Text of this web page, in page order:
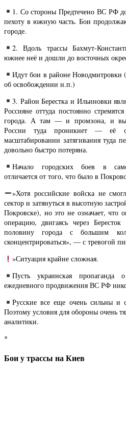
1. Со стороны Предтечено ВС РФ
пехоту в южную часть. Бои
городе.
2. Вдоль трассы Бахмут-
южнее неё и дошли до восточных
Идут бои в районе
об освобождении н.п.)
3. Район Берестка и Ильиновки
Россияне оттуда постоянно
города. А там — и промзона, и
России туда проникнет — её
масштабировании затягивания туда
довольно быстро потеряна.
Начало городских боев в
отличается от того, что было в
»Хотя российские войска не
сектор и затянуться в высотную
Покровске), но это не означает, что
операцию, двигаясь через
половину города с большим
сконцентрироваться», — с тревогой
»Ситуация крайне сложная.
Пусть украинская
ежедневного продвижения ВС РФ
Русские все еще очень сильны и
Поэтому условия для обороны очень
аналитики.
*
Бои у трассы на Киев